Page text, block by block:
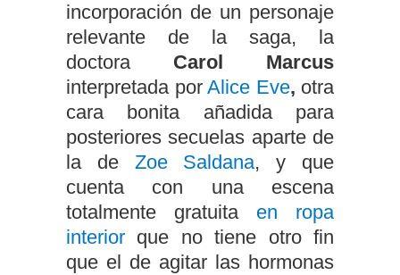
incorporación de un personaje
relevante de la saga, la
doctora Carol Marcus
interpretada por Alice Eve, otra
cara bonita añadida para
posteriores secuelas aparte de
la deZoe Saldana, y que
cuenta con una escena
totalmente gratuita en ropa
interior que no tiene otro fin
que el de agitar las hormonas